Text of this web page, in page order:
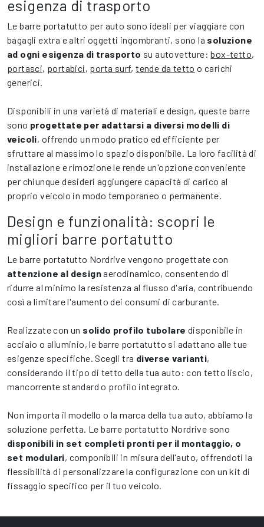
esigenza di trasporto
Le barre portatutto per auto sono ideali per viaggiare con
bagagli extra e altri oggetti ingombranti, sono la soluzione
ad ogni esigenza di trasporto su autovetture:box-tetto,
portasci, portabici, porta surf,tende da tetto o carichi
generici.
Disponibili in una varietà di materiali e design, queste barre
sono progettate per adattarsi a diversi modelli di
veicoli, offrendo un modo pratico ed efficiente per
sfruttare al massimo lo spazio disponibile. La loro facilità di
installazione e rimozione le rende un'opzione conveniente
per chiunque desideri aggiungere capacità di carico al
proprio veicolo in modo temporaneo o permanente.
Design e funzionalità: scopri le
migliori barre portatutto
Le barre portatutto Nordrive vengono progettate con
attenzione al designaerodinamico, consentendo di
ridurre al minimo la resistenza al flusso d'aria, contribuendo
così a limitare l'aumento dei consumi di carburante.
Realizzate con un solido profilo tubolare disponibile in
acciaio o alluminio, le barre portatutto si adattano alle tue
esigenze specifiche. Scegli tra diverse varianti,
considerando il tipo di tetto della tua auto: con tetto liscio,
mancorrente standard o profilo integrato.
Non importa il modello o la marca della tua auto, abbiamo la
soluzione perfetta. Le barre portatutto Nordrive sono
disponibili in set completi pronti per il montaggio, o
set modulari, componibili in misura dell'auto, offrendoti la
flessibilità di personalizzare la configurazione con un kit di
fissaggio specifico per il tuo veicolo.